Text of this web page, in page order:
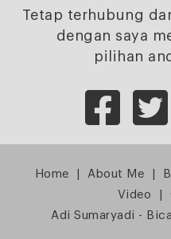
Tetap terhubung
dengan saya
pilihan
Home About Me
Video
Adi Sumaryadi -